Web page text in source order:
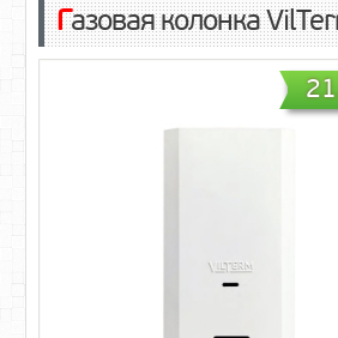
Газовая колонка